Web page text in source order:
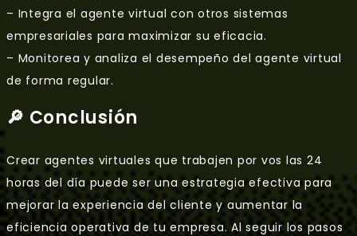
– Integra el agente virtual con otros sistemas
empresariales para maximizar su eficacia.
– Monitorea y analiza el desempeño del agente virtual
de forma regular.
🔎 Conclusión
Crear agentes virtuales que trabajen por vos las 24
horas del día puede ser una estrategia efectiva para
mejorar la experiencia del cliente y aumentar la
eficiencia operativa de tu empresa. Al seguir los pasos